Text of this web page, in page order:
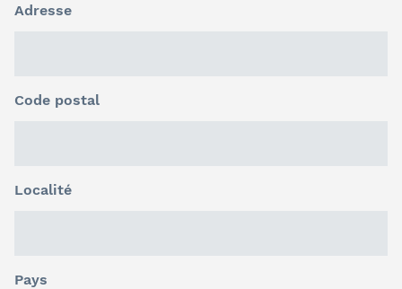
Adresse
Code postal
Localité
Pays